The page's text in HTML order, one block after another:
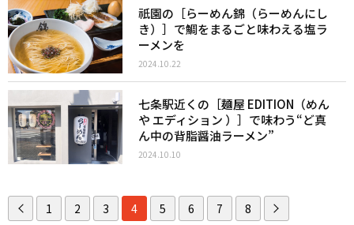
祇園の［らーめん錦（らーめんにし
き）］で鯛をまるごと味わえる塩ラ
ーメンを
2024.10.22
七条駅近くの［麺屋 EDITION（めん
や エディション ）］で味わう“ど真
ん中の背脂醤油ラーメン”
2024.10.10
1 2 3 4 5 6 7 8